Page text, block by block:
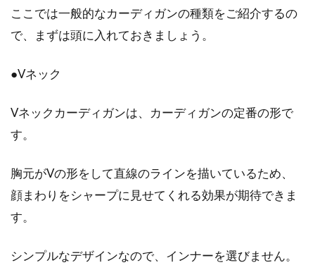
目次 1 シンプルなTシャツコーデのアクセント
にもなる「スカーフ」2 基本のスカーフの巻き
方！「ルー...
Tシャツ1枚4000円は高い？安いも
いお金をかけられる？2 安いTシャツと高いTシ
ャツ...
洗えるカーディガンはユニクロでゲ
ここでは一般的なカーディガンの種類をご紹介するの
で、まずは頭に入れておきましょう。
●Vネック
Vネックカーディガンは、カーディガンの定番の形で
す。
胸元がVの形をして直線のラインを描いているため、
顔まわりをシャープに見せてくれる効果が期待できま
す。
シンプルなデザインなので、インナーを選びません。